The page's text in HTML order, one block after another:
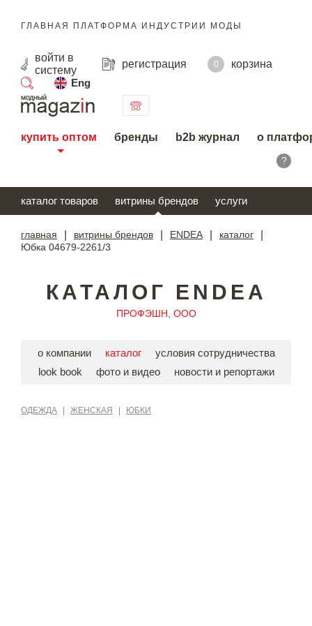
ГЛАВНАЯ ПЛАТФОРМА ИНДУСТРИИ МОДЫ
войти в
систему
регистрация 0
корзина
Eng
поиск
купить оптом бренды b2b журнал о
?
каталог товаров витрины брендов услуги
главная витрины брендов ENDEA каталог
Юбка 04679-2261/3
КАТАЛОГ ENDEA
ПРОФЭШН, ООО
о компании каталог
условия сотрудничества
look book
фото и видео новости и репортажи
ОДЕЖДА ЖЕНСКАЯ ЮБКИ